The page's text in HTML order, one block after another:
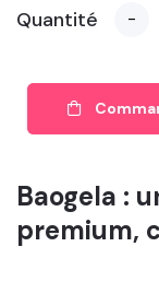
Quantité -
Baogela :
premium,